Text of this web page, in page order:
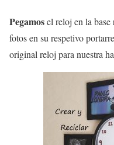
Pegamosel reloj en la base
fotos en su respetivo
original reloj para nuestra